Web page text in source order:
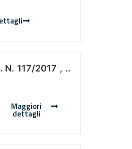
N. 117/2017 , ..
Maggiori
dettagli